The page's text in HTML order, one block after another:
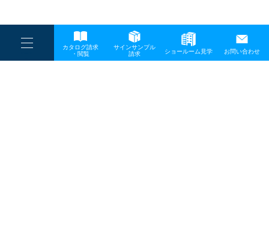
----
----
-
カタログ請求
・閲覧
サインサンプル
請求
ショールーム見学 お問い合わせ